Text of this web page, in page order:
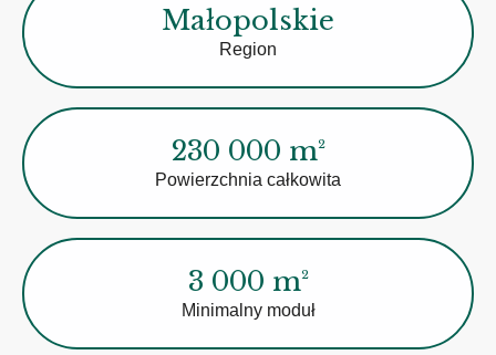
Małopolskie
Region
230 000 m²
Powierzchnia całkowita
3 000 m²
Minimalny moduł